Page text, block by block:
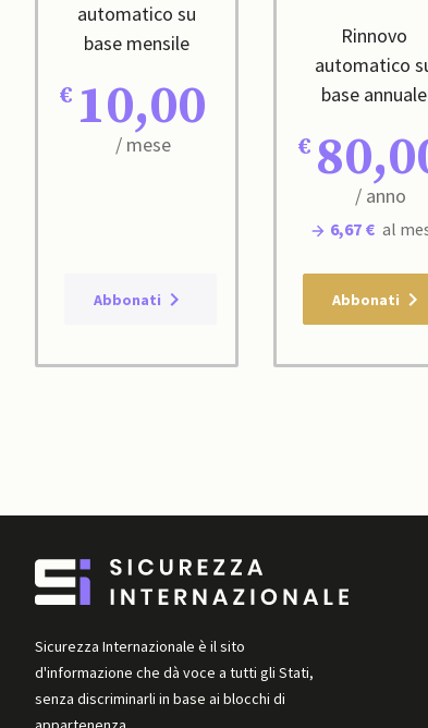
automatico su
base mensile
10,00
/ mese
Abbonati
Rinnovo
automatico
base annuale
/ anno
6,67 € al
Abbonati
Sicurezza Internazionale è il sito
d'informazione che dà voce a tutti gli Stati,
senza discriminarli in base ai blocchi di